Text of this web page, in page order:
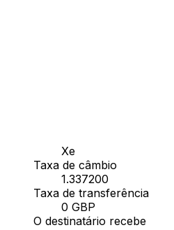
Xe
Taxa de câmbio
1.337200
Taxa de transferência
0 GBP
O destinatário recebe